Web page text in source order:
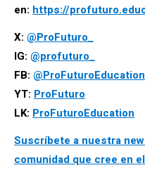
en: https://
X: @ProFuturo_
IG: @profuturo_
FB: @ProFuturoEducation
YT: ProFuturo
LK: ProFuturoEducation
Suscríbete a nuestra
comunidad que cree en